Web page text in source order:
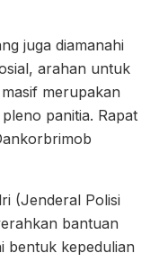
juga diamanahi
arahan untuk
merupakan
panitia. Rapat
(Jenderal Polisi
bantuan
bentuk kepedulian